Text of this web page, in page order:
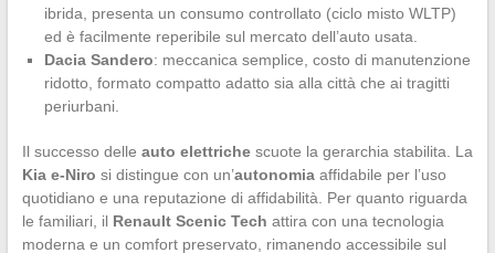
ibrida, presenta un consumo controllato (ciclo misto WLTP)
ed è facilmente reperibile sul mercato dell’auto usata.
Dacia Sandero: meccanica semplice, costo di manutenzione
ridotto, formato compatto adatto sia alla città che ai tragitti
periurbani.
Il successo delle auto elettrichescuote la gerarchia stabilita. La
Kia e-Niro si distingue con un’autonomiaaffidabile per l’uso
quotidiano e una reputazione di affidabilità. Per quanto riguarda
le familiari, il Renault Scenic Tech attira con una tecnologia
moderna e un comfort preservato, rimanendo accessibile sul